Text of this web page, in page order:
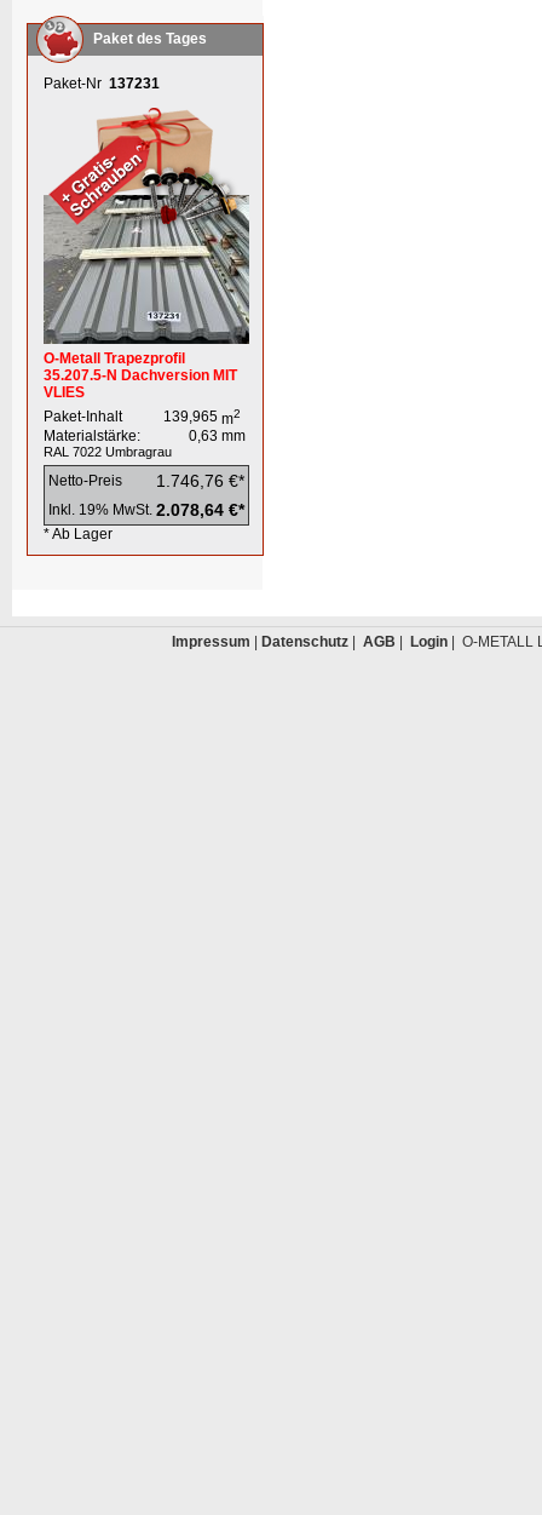
Paket des Tages
Paket-Nr 137231
O-Metall Trapezprofil
35.207.5-N Dachversion MIT
VLIES
Paket-Inhalt
139,965 m2
Materialstärke: 0,63 mm
RAL 7022 Umbragrau
Netto-Preis 1.746,76 €*
Inkl. 19% MwSt. 2.078,64 €*
* Ab Lager
Impressum Datenschutz| AGB Login| O-METALL